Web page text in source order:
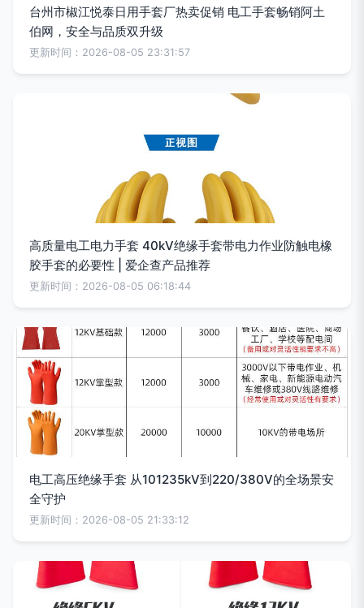
台州市椒江悦泰日用手套厂热卖促销 电工手套畅销阿土
伯网，安全与品质双升级
更新时间：2026-08-05 23:31:57
高质量电工电力手套 40kV绝缘手套带电力作业防触电橡
胶手套的必要性 | 爱企查产品推荐
更新时间：2026-08-05 06:18:44
电工高压绝缘手套 从101235kV到220/380V的全场景安
全守护
更新时间：2026-08-05 21:33:12